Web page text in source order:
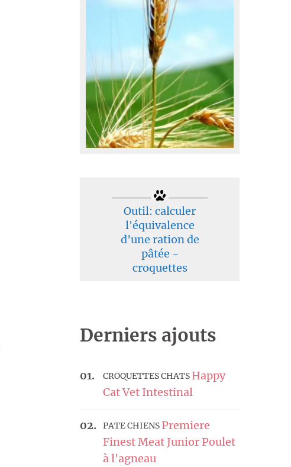
Derniers ajouts
CROQUETTES CHATS Happy
Cat Vet Intestinal
PATE CHIENS Premiere
Finest Meat Junior Poulet
à l'agneau
Outil: calculer
l'équivalence
d'une ration de
pâtée -
croquettes